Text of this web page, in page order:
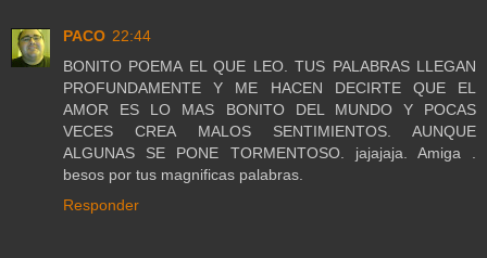
PACO 22:44
BONITO POEMA EL QUE LEO. TUS PALABRAS LLEGAN
PROFUNDAMENTE Y ME HACEN DECIRTE QUE EL
AMOR ES LO MAS BONITO DEL MUNDO Y POCAS
VECES CREA MALOS SENTIMIENTOS. AUNQUE
ALGUNAS SE PONE TORMENTOSO. jajajaja. Amiga .
besos por tus magnificas palabras.
Responder